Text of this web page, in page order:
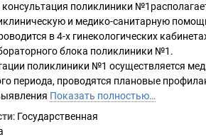
поликлиники
и медико-санитарную
в 4-х гинекологических
блока поликлиники №1.
поликлиники №1 осуществляется
периода, проводятся плановые
Показать полностью…
: Государственная